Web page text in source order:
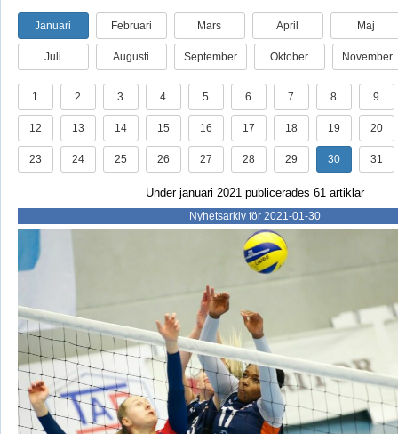
Januari Februari Mars April Maj
Juli Augusti September Oktober November
1 2 3 4 5 6 7 8 9
12 13 14 15 16 17 18 19 20
23 24 25 26 27 28 29 30 31
Under januari 2021 publicerades 61 artiklar
Nyhetsarkiv för 2021-01-30